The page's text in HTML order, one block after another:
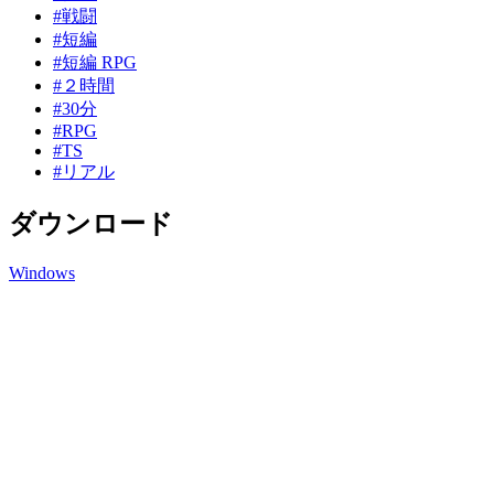
#戦闘
#短編
#短編 RPG
#２時間
#30分
#RPG
#TS
#リアル
ダウンロード
Windows